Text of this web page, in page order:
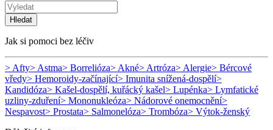
Hledat
Jak si pomoci bez léčiv
> Afty> Astma> Borrelióza> Akné> Artróza> Alergie> Bércové
vředy> Hemoroidy-začínající> Imunita snížená-dospělí>
Kandidóza> Kašel-dospělí, kuřácký kašel> Lupénka> Lymfatické
uzliny-zduření> Mononukleóza> Nádorové onemocnění>
Nespavost> Prostata> Salmonelóza> Trombóza> Výtok-ženský